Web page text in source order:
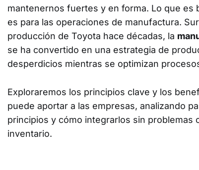
mantenernos fuertes y en forma. Lo que es
es para las operaciones de manufactura.
producción de Toyota hace décadas, la
se ha convertido en una estrategia de
desperdicios mientras se optimizan
Exploraremos los principios clave y los
puede aportar a las empresas, analizando
principios y cómo integrarlos sin problemas
inventario.